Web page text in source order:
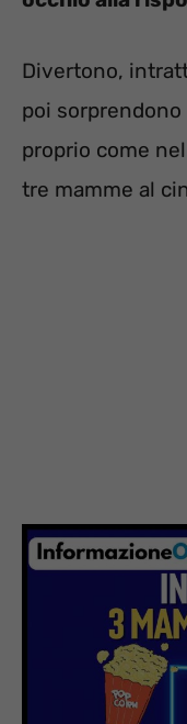
Divertono,
poi
proprio come
tre mamme al